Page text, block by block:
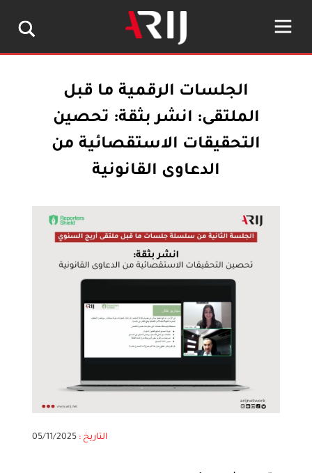
الجلسات الرقمية ما قبل
الملتقى: انشر بثقة: تحصين
التحقيقات الاستقصائية من
الدعاوى القانونية
التاريخ :05/11/2025